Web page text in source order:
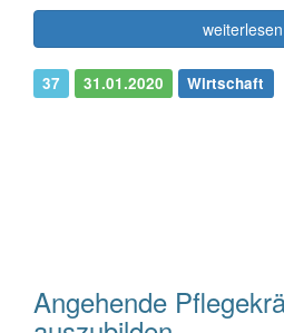
37 31.01.2020 Wirtschaft
Angehende